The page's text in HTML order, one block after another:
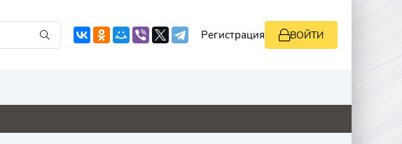
Регистрация ВОЙТИ
0 0 0 0